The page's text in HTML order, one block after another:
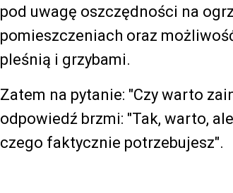
pod uwagę oszczędności na
pomieszczeniach oraz
pleśnią i grzybami.
Zatem na pytanie: "Czy warto
odpowiedź brzmi: "Tak, warto,
czego faktycznie potrzebujesz".